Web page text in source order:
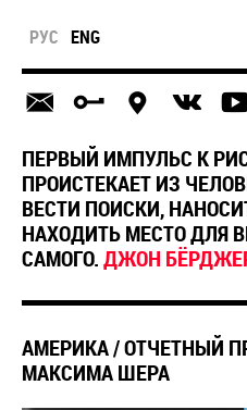
РУС ENG
ПЕРВЫЙ ИМПУЛЬС К
ПРОИСТЕКАЕТ ИЗ
ВЕСТИ ПОИСКИ,
НАХОДИТЬ МЕСТО ДЛЯ
САМОГО.ДЖОН
АМЕРИКА / ОТЧЕТНЫЙ
МАКСИМА ШЕРА